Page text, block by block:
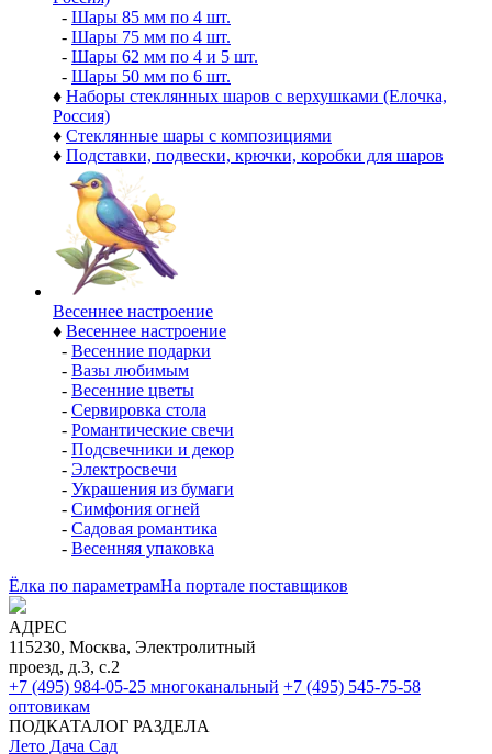
- Шары 85 мм по 4 шт.
- Шары 75 мм по 4 шт.
- Шары 62 мм по 4 и 5 шт.
- Шары 50 мм по 6 шт.
♦ Наборы стеклянных шаров с верхушками (Елочка,
Россия)
♦ Стеклянные шары с композициями
♦ Подставки, подвески, крючки, коробки для шаров
Весеннее настроение
♦ Весеннее настроение
- Весенние подарки
- Вазы любимым
- Весенние цветы
- Сервировка стола
- Романтические свечи
- Подсвечники и декор
- Электросвечи
- Украшения из бумаги
- Симфония огней
- Садовая романтика
- Весенняя упаковка
Ёлка по параметрамНа портале поставщиков
АДРЕС
115230, Москва, Электролитный
проезд, д.3, с.2
+7 (495) 984-05-25 многоканальный +7 (495) 545-75-58
оптовикам
ПОДКАТАЛОГ РАЗДЕЛА
Лето Дача Сад